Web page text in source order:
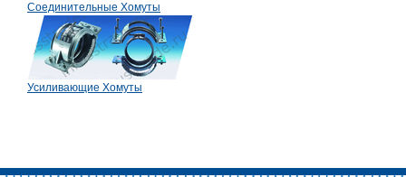
Соединительные Хомуты
Усиливающие Хомуты